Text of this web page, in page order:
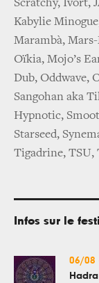
Scratchy, Ivort,
Kabylie
Marambà,
Oïkia, Mojo’s
Dub, Oddwave,
Sangohan aka
Hypnotic,
Starseed,
Tigadrine, TSU,
Infos sur le
06/08